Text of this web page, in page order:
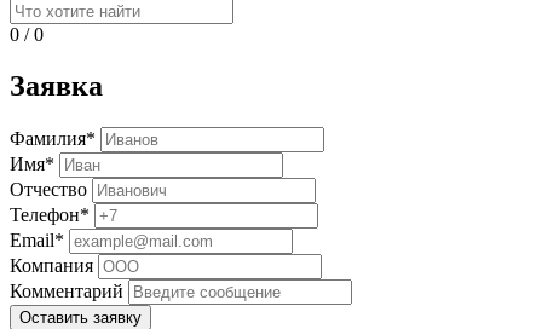
0 /0
Заявка
Фамилия*
Имя*
Отчество
Телефон*
Email*
Компания
Комментарий
Оставить заявку